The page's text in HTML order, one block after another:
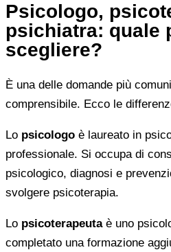
Psicologo,
psichiatra: quale
scegliere?
È una delle domande più
comprensibile. Ecco le
Lo psicologo è laureato in
professionale. Si occupa di
psicologico, diagnosi e
svolgere psicoterapia.
Lo psicoterapeutaè uno
completato una formazione